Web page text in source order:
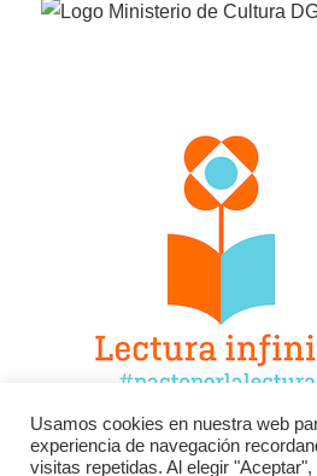
Facebook Twitter
Usamos cookies en nuestra web
experiencia de navegación
visitas repetidas. Al elegir